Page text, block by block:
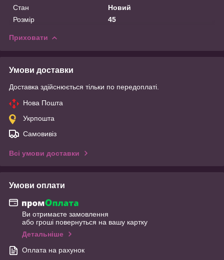
Стан
Новий
Розмір
45
Приховати
Умови доставки
Доставка здійснюється тільки по передоплаті.
Нова Пошта
Укрпошта
Самовивіз
Всі умови доставки
Умови оплати
Ви отримаєте замовлення
або гроші повернуться на вашу картку
Детальніше
Оплата на рахунок